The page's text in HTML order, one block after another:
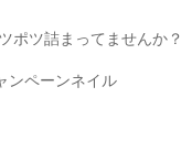
ポツ詰まってませんか？
ンペーンネイル